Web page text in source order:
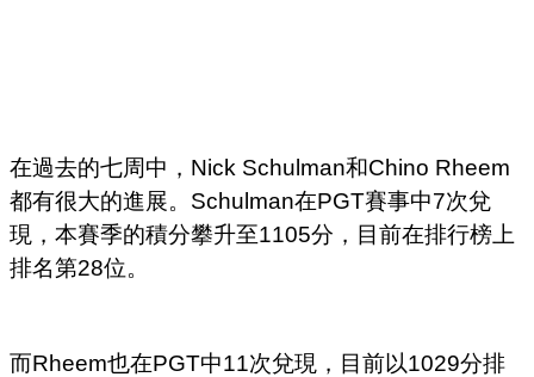
在過去的七周中，Nick Schulman和Chino Rheem
都有很大的進展。Schulman在PGT賽事中7次兌
現，本賽季的積分攀升至1105分，目前在排行榜上
排名第28位。
而Rheem也在PGT中11次兌現，目前以1029分排